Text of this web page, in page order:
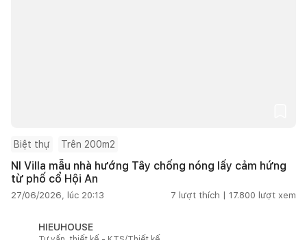
Biệt thự Trên 200m2
NI Villa mẫu nhà hướng Tây chống nóng lấy cảm hứng
từ phố cổ Hội An
27/06/2026, lúc 20:13 7 lượt thích | 17.800 lượt xem
HIEUHOUSE